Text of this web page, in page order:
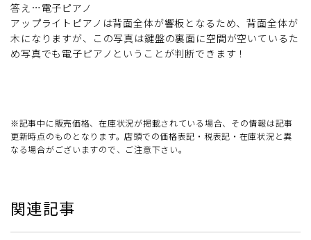
答え…電子ピアノ
アップライトピアノは背面全体が響板となるため、背面全体が
木になりますが、この写真は鍵盤の裏面に空間が空いているた
め写真でも電子ピアノということが判断できます！
※記事中に販売価格、在庫状況が掲載されている場合、その情報は記事
更新時点のものとなります。店頭での価格表記・税表記・在庫状況と異
なる場合がございますので、ご注意下さい。
関連記事